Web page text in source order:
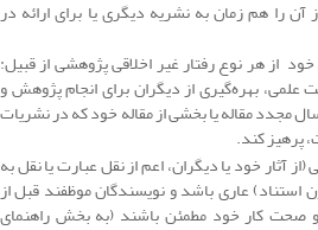
آن را هم زمان به نشریه دیگری یا برای ارائه در
از هر نوع رفتار غیر اخلاقی پژوهشی از قبیل:
بهره‌گیری از دیگران برای انجام پژوهش و
مجدد مقاله یا بخشی از مقاله خود که در نشریات
پرهیز کند.
آثار خود یا دیگران، اعم از نقل عبارت یا نقل به
عاری باشد و نویسندگان موظفند قبل از
و صحت کار خود مطمئن باشند (به بخش راهنمای